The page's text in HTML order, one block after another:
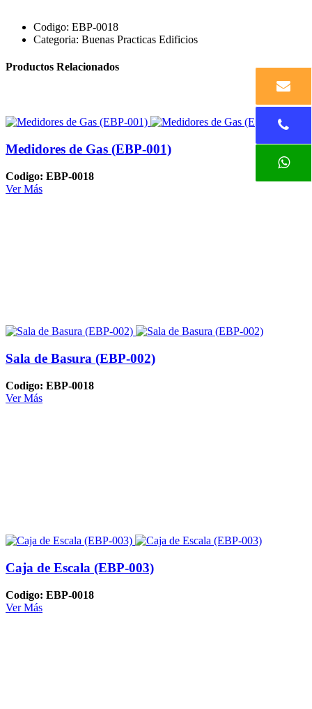
Codigo: EBP-0018
Categoria: Buenas Practicas Edificios
Productos Relacionados
Medidores de Gas (EBP-001)
Codigo: EBP-0018
Ver Más
Sala de Basura (EBP-002)
Codigo: EBP-0018
Ver Más
Caja de Escala (EBP-003)
Codigo: EBP-0018
Ver Más